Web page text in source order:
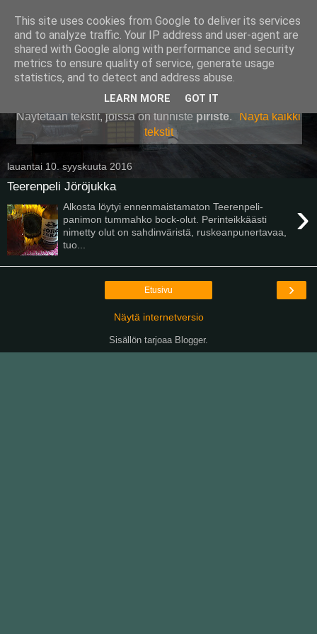
Pullollinen
Näytetään tekstit, joissa on tunniste piriste.
Näytä kaikki
tekstit
lauantai 10. syyskuuta 2016
Teerenpeli Jöröjukka
›
Alkosta löytyi ennenmaistamaton Teerenpeli-
panimon tummahko bock-olut. Perinteikkäästi
nimetty olut on sahdinväristä, ruskeanpunertavaa,
tuo...
›
Etusivu
Näytä internetversio
Sisällön tarjoaa Blogger.
This site uses cookies from Google to deliver its services
and to analyze traffic. Your IP address and user-agent are
shared with Google along with performance and security
metrics to ensure quality of service, generate usage
statistics, and to detect and address abuse.
LEARN MORE GOT IT